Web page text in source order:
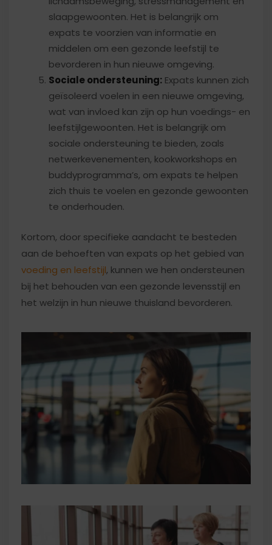
slaapgewoonten. Het is belangrijk om
expats te voorzien van informatie en
middelen om een gezonde leefstijl te
bevorderen in hun nieuwe omgeving.
Sociale ondersteuning: Expats kunnen zich
geïsoleerd voelen in een nieuwe omgeving,
wat van invloed kan zijn op hun voedings- en
leefstijlgewoonten. Het is belangrijk om
sociale ondersteuning te bieden, zoals
netwerkevenementen, kookworkshops en
buddyprogramma’s, om expats te helpen
zich thuis te voelen en gezonde gewoonten
te onderhouden.
Kortom, door specifieke aandacht te besteden
aan de behoeften van expats op het gebied van
voeding en leefstijl, kunnen we hen ondersteunen
bij het behouden van een gezonde levensstijl en
het welzijn in hun nieuwe thuisland bevorderen.